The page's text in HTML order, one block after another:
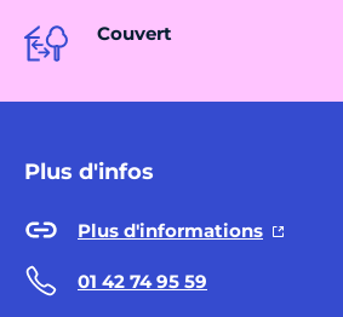
Couvert
Plus d'infos
Plus d'informations
01 42 74 95 59